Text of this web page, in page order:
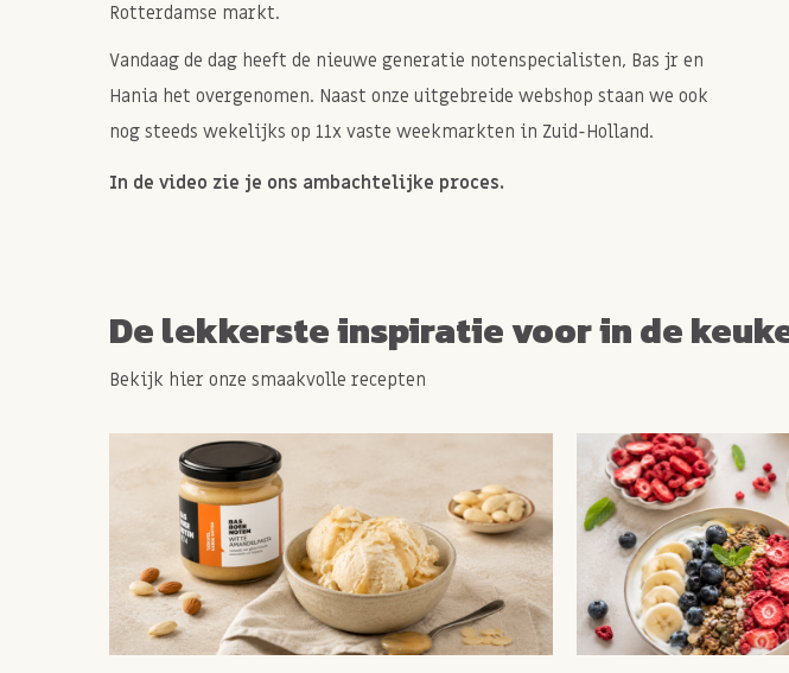
Rotterdamse markt.
Vandaag de dag heeft de nieuwe generatie notenspecialisten, Bas jr en
Hania het overgenomen. Naast onze uitgebreide webshop staan we ook
nog steeds wekelijks op 11x vaste weekmarkten in Zuid-Holland.
In de video zie je ons ambachtelijke proces.
De lekkerste inspiratie voor in de
Bekijk hier onze smaakvolle recepten